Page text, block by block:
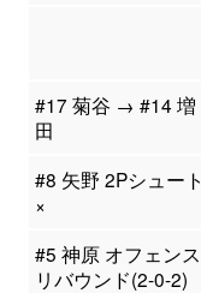
#17 菊谷 → #14 増
田
#8 矢野 2Pシュート
×
#5 神原 オフェンス
リバウンド(2-0-2)